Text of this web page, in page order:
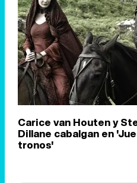
Carice van Houten y
Dillane cabalgan en
tronos'